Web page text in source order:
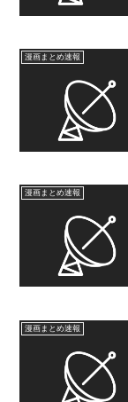
漫画まとめ速報
漫画まとめ速報
漫画まとめ速報